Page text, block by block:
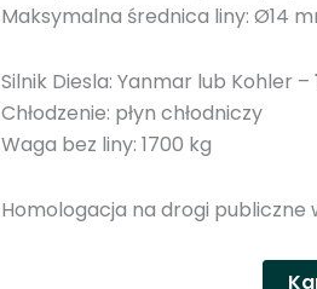
Maksymalna średnica liny: Ø14
Silnik Diesla: Yanmar lub Kohler –
Chłodzenie: płyn chłodniczy
Waga bez liny: 1700 kg
Homologacja na drogi publiczne